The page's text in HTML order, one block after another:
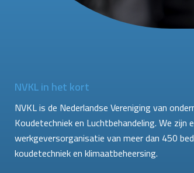
NVKL in het kort
NVKL is de Nederlandse Vereniging van
Koudetechniek en Luchtbehandeling. We
werkgeversorganisatie van meer dan 450
koudetechniek en klimaatbeheersing.